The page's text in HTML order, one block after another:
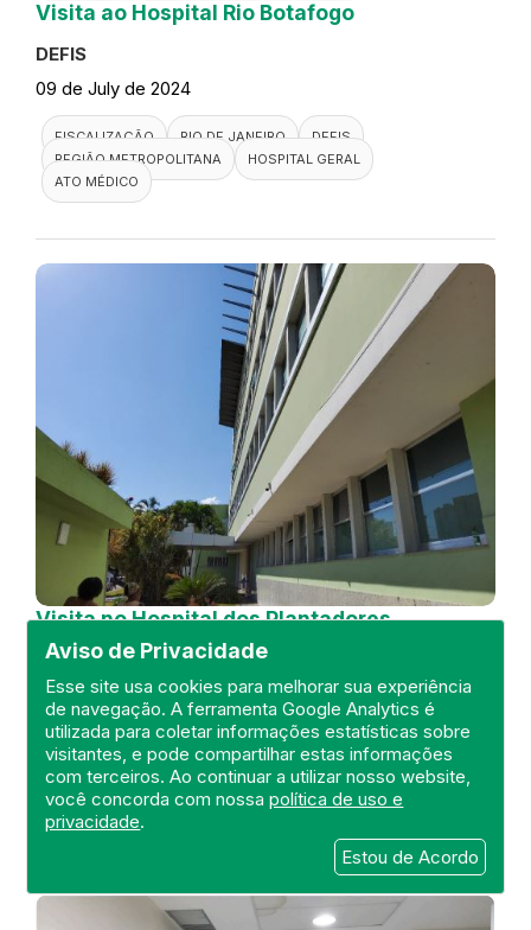
Aviso de Privacidade
Esse site usa cookies para melhorar sua experiência
de navegação. A ferramenta Google Analytics é
utilizada para coletar informações estatísticas sobre
visitantes, e pode compartilhar estas informações
com terceiros. Ao continuar a utilizar nosso website,
você concorda com nossapolítica de uso e
privacidade.
Estou de Acordo
Visita ao Hospital Rio Botafogo
DEFIS
09 de July de 2024
FISCALIZAÇÃO RIO DE JANEIRO
DEFIS
REGIÃO METROPOLITANA
HOSPITAL GERAL
ATO MÉDICO
Visita no Hospital dos Plantadores
de Cana
DEFIS
04 de July de 2024
FISCALIZAÇÃO
RIO DE JANEIRO
HOSPITAL GERAL
ATO MÉDICO
REGIÃO NORTE